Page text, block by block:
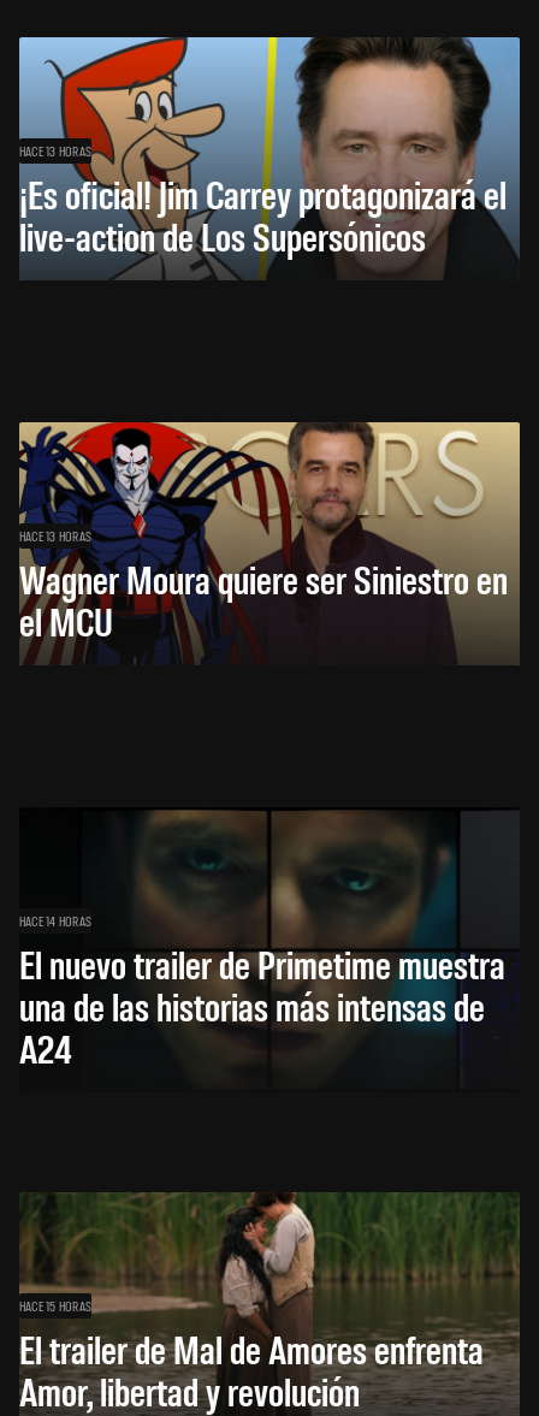
HACE 13 HORAS
¡Es oficial! Jim Carrey protagonizará el
live-action de Los Supersónicos
HACE 13 HORAS
Wagner Moura quiere ser Siniestro en
el MCU
HACE 14 HORAS
El nuevo trailer de Primetime muestra
una de las historias más intensas de
A24
HACE 15 HORAS
El trailer de Mal de Amores enfrenta
Amor, libertad y revolución